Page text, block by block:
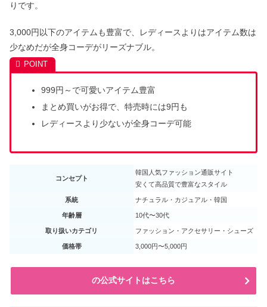
りです。
3,000円以下のアイテムも豊富で、レディースよりはアイテム数は
少なめだが全身コーデがリーズナブル。
999円～で可愛いアイテム豊富
まとめ買いがお得で、特売時には9円も
レディースより少ないが全身コーデ可能
コンセプト
韓国人気ファッション通販サイト
安くて高品質で豊富なスタイル
系統 ナチュラル・カジュアル・韓国
年齢層 10代〜30代
取り扱いカテゴリ ファッション・アクセサリー・シューズ
価格帯 3,000円〜5,000円
の公式サイトはこちら